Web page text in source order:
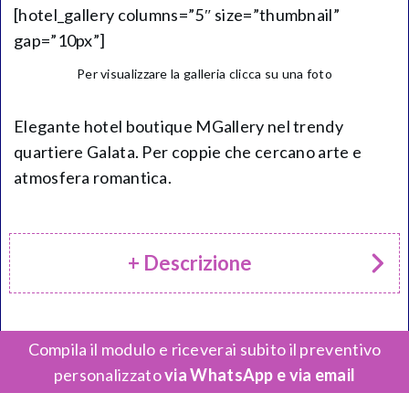
[hotel_gallery columns=”5″ size=”thumbnail”
gap=”10px”]
Per visualizzare la galleria clicca su una foto
Elegante hotel boutique MGallery nel trendy
quartiere Galata. Per coppie che cercano arte e
atmosfera romantica.
+ Descrizione
Compila il modulo e riceverai subito il preventivo
personalizzatovia WhatsApp e via email